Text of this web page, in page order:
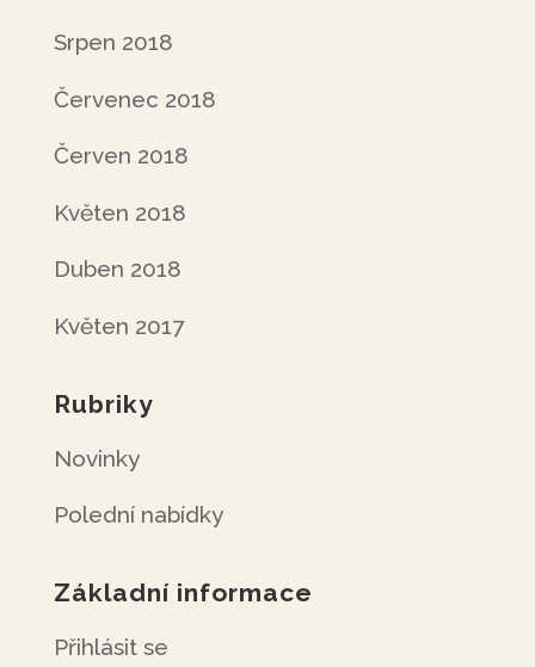
Srpen 2018
Červenec 2018
Červen 2018
Květen 2018
Duben 2018
Květen 2017
Rubriky
Novinky
Polední nabídky
Základní informace
Přihlásit se